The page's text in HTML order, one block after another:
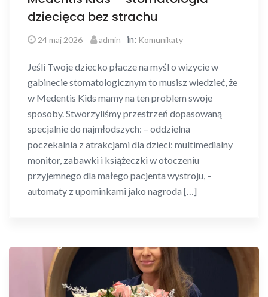
dziecięca bez strachu
24 maj 2026 admin in: Komunikaty
Jeśli Twoje dziecko płacze na myśl o wizycie w
gabinecie stomatologicznym to musisz wiedzieć, że
w Medentis Kids mamy na ten problem swoje
sposoby. Stworzyliśmy przestrzeń dopasowaną
specjalnie do najmłodszych: – oddzielna
poczekalnia z atrakcjami dla dzieci: multimedialny
monitor, zabawki i książeczki w otoczeniu
przyjemnego dla małego pacjenta wystroju, –
automaty z upominkami jako nagroda […]